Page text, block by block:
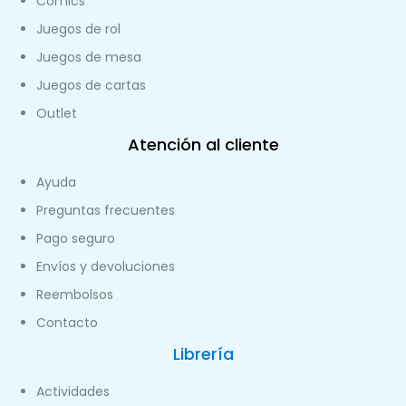
Juegos de rol
Juegos de mesa
Juegos de cartas
Outlet
Atención al cliente
Ayuda
Preguntas frecuentes
Pago seguro
Envíos y devoluciones
Reembolsos
Contacto
Librería
Actividades